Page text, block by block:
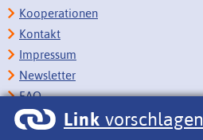
Link vorschlagen
Kooperationen
Kontakt
Impressum
Newsletter
FAQ
Copyright